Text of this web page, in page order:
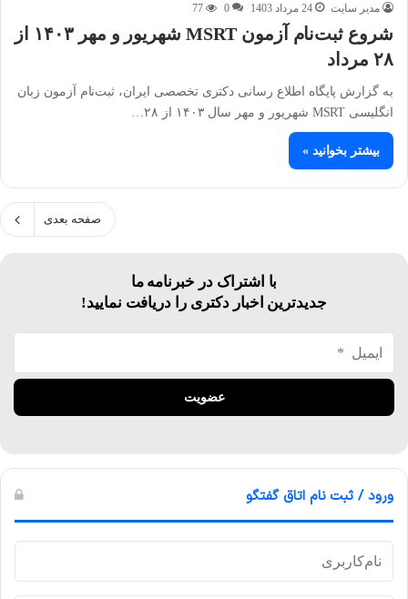
مدیر سایت 24 مرداد 1403 0
77
شروع ثبت‌نام آزمون MSRT شهریور و مهر ۱۴۰۳ از
۲۸ مرداد
به گزارش پایگاه اطلاع رسانی دکتری تخصصی ایران، ثبت‌نام آزمون‌ زبان
انگلیسی MSRT شهریور و مهر سال ۱۴۰۳ از ۲۸…
بیشتر بخوانید »
صفحه بعدی
با اشتراک در خبرنامه ما
جدیدترین اخبار دکتری را دریافت نمایید!
ورود / ثبت نام اتاق گفتگو